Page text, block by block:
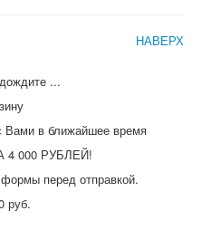
НАВЕРХ
...
Вами в ближайшее время
000 РУБЛЕЙ!
перед отправкой.
руб.